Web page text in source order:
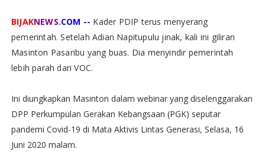
BIJAKNEWS.COM -- Kader PDIP terus menyerang
pemerintah. Setelah Adian Napitupulu jinak, kali ini giliran
Masinton Pasaribu yang buas. Dia menyindir pemerintah
lebih parah dari VOC.
Ini diungkapkan Masinton dalam webinar yang diselenggarakan
DPP Perkumpulan Gerakan Kebangsaan (PGK) seputar
pandemi Covid-19 di Mata Aktivis Lintas Generasi, Selasa, 16
Juni 2020 malam.